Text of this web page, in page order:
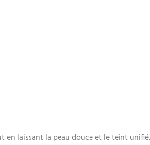
en laissant la peau douce et le teint unifié.